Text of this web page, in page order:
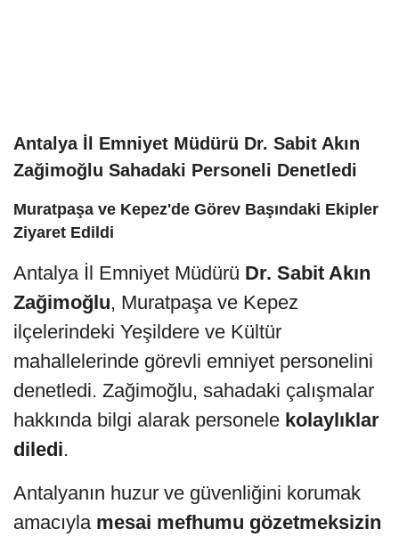
Antalya İl Emniyet Müdürü Dr. Sabit Akın
Zağimoğlu Sahadaki Personeli Denetledi
Muratpaşa ve Kepez'de Görev Başındaki Ekipler
Ziyaret Edildi
Antalya İl Emniyet Müdürü Dr. Sabit Akın
Zağimoğlu, Muratpaşa ve Kepez
ilçelerindeki Yeşildere ve Kültür
mahallelerinde görevli emniyet personelini
denetledi. Zağimoğlu, sahadaki çalışmalar
hakkında bilgi alarak personele kolaylıklar
diledi.
Antalyanın huzur ve güvenliğini korumak
amacıyla mesai mefhumu gözetmeksizin